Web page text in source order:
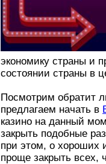
экономику страны и
состоянии страны в
Посмотрим обратит
предлагаем начать в
казино на данный
закрыть подобные
при этом, о хороших
проще закрыть всех,